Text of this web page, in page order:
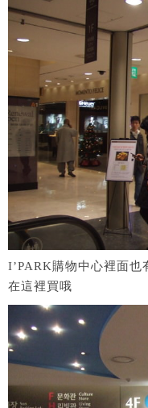
I’PARK購物中心裡面也
在這裡買哦